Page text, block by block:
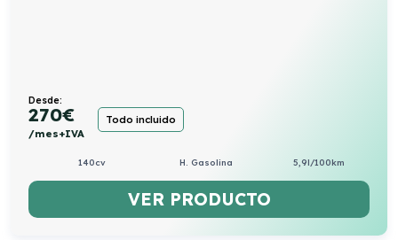
Desde:
270€
/mes+IVA
Todo incluido
140cv H. Gasolina 5,9l/100km
VER PRODUCTO